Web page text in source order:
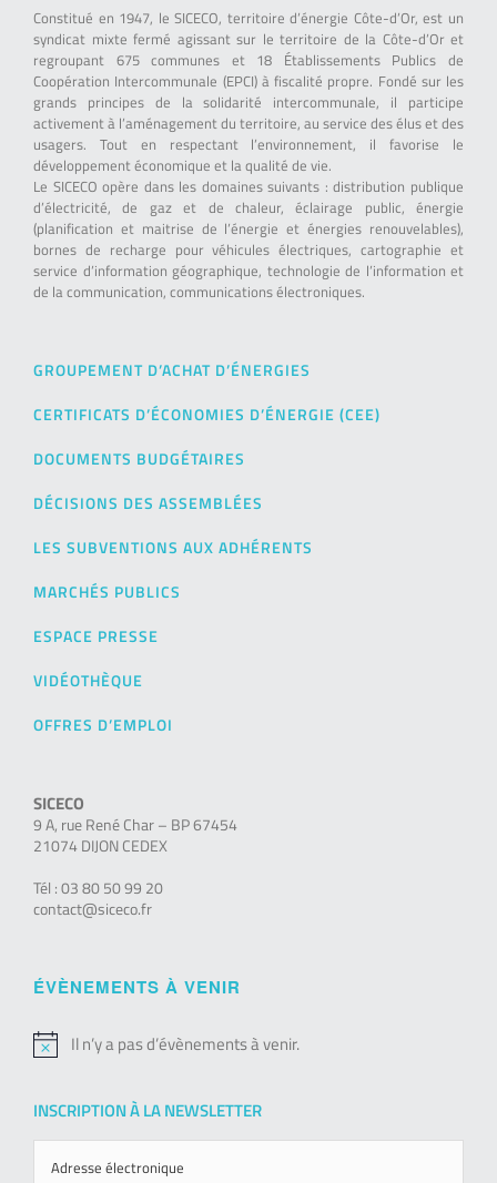
Constitué en 1947, le SICECO, territoire d’énergie Côte-d’Or, est un
syndicat mixte fermé agissant sur le territoire de la Côte-d’Or et
regroupant 675 communes et 18 Établissements Publics de
Coopération Intercommunale (EPCI) à fiscalité propre. Fondé sur les
grands principes de la solidarité intercommunale, il participe
activement à l’aménagement du territoire, au service des élus et des
usagers. Tout en respectant l’environnement, il favorise le
développement économique et la qualité de vie.
Le SICECO opère dans les domaines suivants : distribution publique
d’électricité, de gaz et de chaleur, éclairage public, énergie
(planification et maitrise de l’énergie et énergies renouvelables),
bornes de recharge pour véhicules électriques, cartographie et
service d’information géographique, technologie de l’information et
de la communication, communications électroniques.
GROUPEMENT D’ACHAT D’ÉNERGIES
CERTIFICATS D’ÉCONOMIES D’ÉNERGIE (CEE)
DOCUMENTS BUDGÉTAIRES
DÉCISIONS DES ASSEMBLÉES
LES SUBVENTIONS AUX ADHÉRENTS
MARCHÉS PUBLICS
ESPACE PRESSE
VIDÉOTHÈQUE
OFFRES D’EMPLOI
SICECO
9 A, rue René Char – BP 67454
21074 DIJON CEDEX
Tél : 03 80 50 99 20
contact@siceco.fr
ÉVÈNEMENTS À VENIR
Notice
Il n’y a pas d’évènements à venir.
INSCRIPTION À LA NEWSLETTER